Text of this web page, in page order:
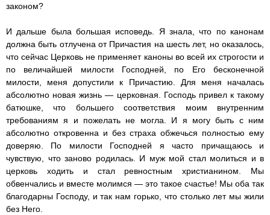
законом?
И дальше была большая исповедь. Я знала, что по канонам
должна быть отлучена от Причастия на шесть лет, но оказалось,
что сейчас Церковь не применяет каноны во всей их строгости и
по величайшей милости Господней, по Его бесконечной
милости, меня допустили к Причастию. Для меня началась
абсолютно новая жизнь — церковная. Господь привел к такому
батюшке, что большего соответствия моим внутренним
требованиям я и пожелать не могла. И я могу быть с ним
абсолютно откровенна и без страха обжечься полностью ему
доверяю. По милости Господней я часто причащаюсь и
чувствую, что заново родилась. И муж мой стал молиться и в
церковь ходить и стал ревностным христианином. Мы
обвенчались и вместе молимся — это такое счастье! Мы оба так
благодарны Господу, и так нам горько, что столько лет мы жили
без Него.